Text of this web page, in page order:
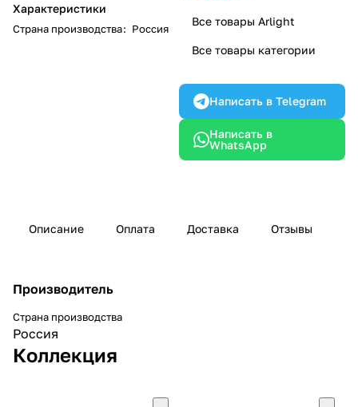
Характеристики
Страна производства: Россия
Все товары Arlight
Все товары категории
Написать в Telegram
Написать в
WhatsApp
Описание Оплата Доставка Отзывы
Производитель
Страна производства
Россия
Коллекция